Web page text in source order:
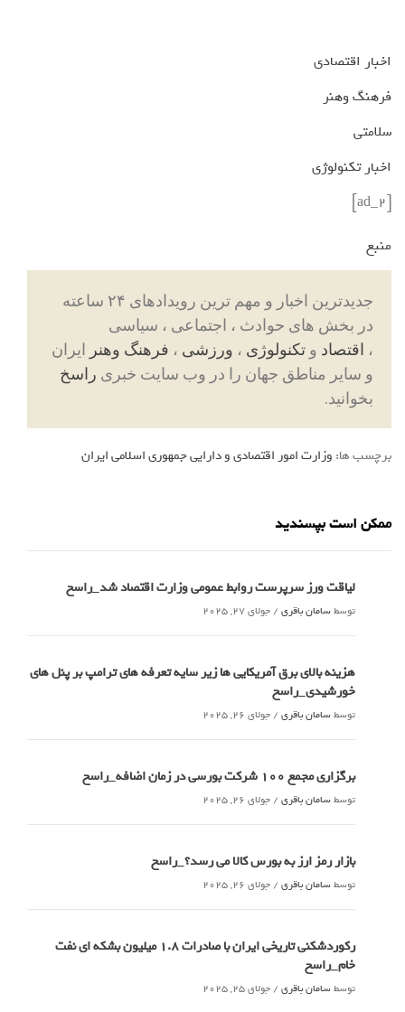
اخبار اقتصادی
فرهنگ وهنر
سلامتی
اخبار تکنولوژی
[ad_2]
منبع
جدیدترین اخبار و مهم ترین رویدادهای ۲۴ ساعته
در بخش های حوادث ، اجتماعی ، سیاسی
، اقتصاد و تکنولوژی ، ورزشی ، فرهنگ وهنر ایران
و سایر مناطق جهان را در وب سایت خبری راسخ
بخوانید.
برچسب ها: وزارت امور اقتصادی و دارایی جمهوری اسلامی ایران
ممکن است بپسندید
لیاقت ورز سرپرست روابط عمومی وزارت اقتصاد شد_راسخ
توسطسامان باقری / جولای 27, 2025
هزینه بالای برق آمریکایی ها زیر سایه تعرفه های ترامپ بر پنل های
خورشیدی_راسخ
توسطسامان باقری / جولای 26, 2025
برگزاری مجمع 100 شرکت بورسی در زمان اضافه_راسخ
توسطسامان باقری / جولای 26, 2025
بازار رمز ارز به بورس کالا می رسد؟_راسخ
توسطسامان باقری / جولای 26, 2025
رکوردشکنی تاریخی ایران با صادرات 1.8 میلیون بشکه ای نفت
خام_راسخ
توسطسامان باقری / جولای 25, 2025